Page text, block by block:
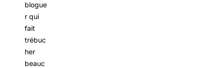
blogue
r qui
fait
trébuc
her
beauc